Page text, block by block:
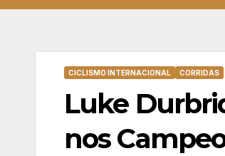
CICLISMO INTERNACIONAL CORRIDAS
Luke
nos